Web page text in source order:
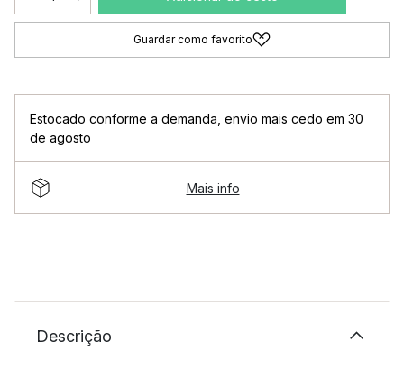
Guardar como favorito
Estocado conforme a demanda envio mais cedo em 30
de agosto
Mais info
Descrição